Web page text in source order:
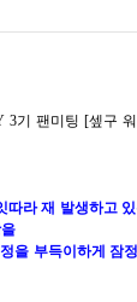
3기 팬미팅 [셒구
따라 재 발생하고
을 부득이하게 잠